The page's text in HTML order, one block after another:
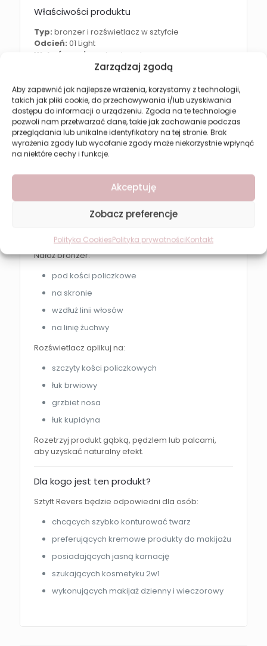
Zarządzaj zgodą
Aby zapewnić jak najlepsze wrażenia, korzystamy z technologii,
takich jak pliki cookie, do przechowywania i/lub uzyskiwania
dostępu do informacji o urządzeniu. Zgoda na te technologie
pozwoli nam przetwarzać dane, takie jak zachowanie podczas
przeglądania lub unikalne identyfikatory na tej stronie. Brak
wyrażenia zgody lub wycofanie zgody może niekorzystnie wpłynąć
na niektóre cechy i funkcje.
Akceptuję
Zobacz preferencje
Polityka CookiesPolityka prywatnościKontakt
Właściwości produktu
Typ: bronzer i rozświetlacz w sztyfcie
Odcień: 01 Light
Wykończenie:
naturalne glow
kremowa i łatwa do blendowania
Efekt po zastosowaniu
Sztyft Revers zapewnia:
wymodelowaną twarz
podkreślone kości policzkowe
rozświetloną i świeżą cerę
subtelny efekt glow
Jak używać?
Nałóż bronzer:
pod kości policzkowe
na skronie
wzdłuż linii włosów
na linię żuchwy
Rozświetlacz aplikuj na:
szczyty kości policzkowych
łuk brwiowy
grzbiet nosa
łuk kupidyna
Rozetrzyj produkt gąbką, pędzlem lub palcami,
aby uzyskać naturalny efekt.
Dla kogo jest ten produkt?
Sztyft Revers będzie odpowiedni dla osób:
chcących szybko konturować twarz
preferujących kremowe produkty do makijażu
posiadających jasną karnację
szukających kosmetyku 2w1
wykonujących makijaż dzienny i wieczorowy